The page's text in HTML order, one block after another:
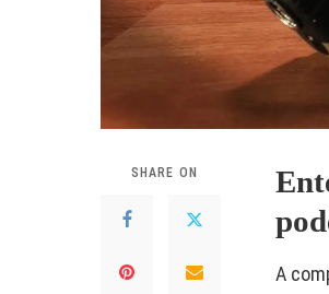
SHARE ON
A